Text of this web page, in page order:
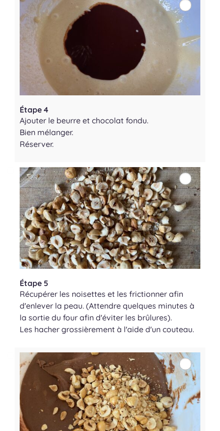
Étape 4
Ajouter le beurre et chocolat fondu.
Bien mélanger.
Réserver.
Étape 5
Récupérer les noisettes et les frictionner afin
d'enlever la peau. (Attendre quelques minutes à
la sortie du four afin d'éviter les brûlures).
Les hacher grossièrement à l'aide d'un couteau.